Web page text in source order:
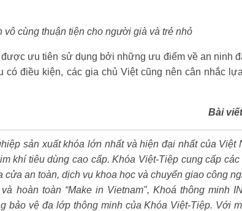
vô cùng thuận tiện cho người già và trẻ nhỏ
ưu tiên sử dụng bởi những ưu điểm về an ninh
có điều kiện, các gia chủ Việt cũng nên cân nhắc
Bài
sản xuất khóa lớn nhất và hiện đại nhất của Việt
khí tiêu dùng cao cấp. Khóa Việt-Tiệp cung cấp
an toàn, dịch vụ khoa học và chuyển giao công
hoàn toàn “Make in Vietnam", Khoá thông minh
bảo vệ đa lớp thông minh của Khóa Việt-Tiệp. Với